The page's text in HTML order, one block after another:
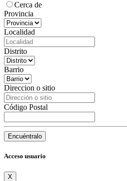
Cerca de
Provincia
Localidad
Distrito
Barrio
Direccion o sitio
Código Postal
Encuéntralo
Acceso usuario
X